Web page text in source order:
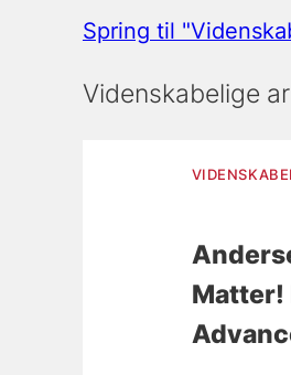
Spring til
Videnskabelige
Matter!